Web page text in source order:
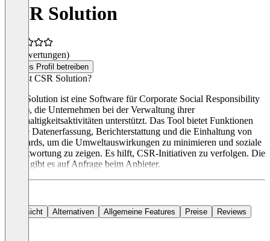
CSR Solution
(0 Bewertungen)
Dieses Profil betreiben
Was ist CSR Solution?
CSR Solution ist eine Software für Corporate Social Responsibility
(CSR), die Unternehmen bei der Verwaltung ihrer
Nachhaltigkeitsaktivitäten unterstützt. Das Tool bietet Funktionen
für die Datenerfassung, Berichterstattung und die Einhaltung von
Standards, um die Umweltauswirkungen zu minimieren und soziale
Verantwortung zu zeigen. Es hilft, CSR-Initiativen zu verfolgen. Die
Preise gibt es auf Anfrage beim Anbieter.
Übersicht Alternativen Allgemeine Features Preise Reviews